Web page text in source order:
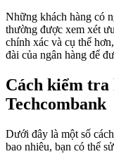
Những khách hàng có
thường được xem xét
chính xác và cụ thể
đài của ngân hàng để
Cách kiểm tra
Techcombank
Dưới đây là một số
bao nhiêu, bạn có thể